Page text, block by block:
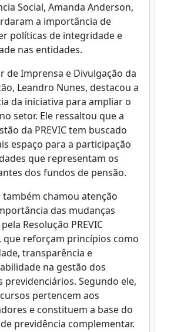
Social, Amanda Anderson,
a importância de
políticas de integridade e
nas entidades.
de Imprensa e Divulgação da
Leandro Nunes, destacou a
da iniciativa para ampliar o
setor. Ele ressaltou que a
da PREVIC tem buscado
espaço para a participação
que representam os
dos fundos de pensão.
também chamou atenção
das mudanças
Resolução PREVIC
que reforçam princípios como
transparência e
na gestão dos
previdenciários. Segundo ele,
pertencem aos
e constituem a base do
previdência complementar.